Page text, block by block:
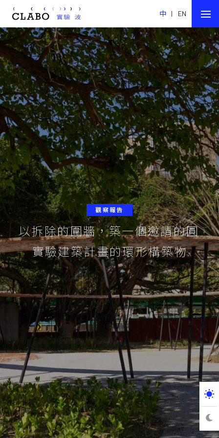
中 | EN
觀察報告
以拆除的圍牆，築一個邀請的圓――
實驗建築計畫的環形構築物